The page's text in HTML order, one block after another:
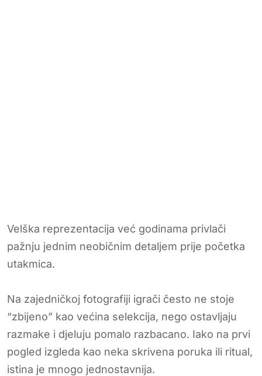
Velška reprezentacija već godinama privlači
pažnju jednim neobičnim detaljem prije početka
utakmica.
Na zajedničkoj fotografiji igrači često ne stoje
“zbijeno” kao većina selekcija, nego ostavljaju
razmake i djeluju pomalo razbacano. Iako na prvi
pogled izgleda kao neka skrivena poruka ili ritual,
istina je mnogo jednostavnija.